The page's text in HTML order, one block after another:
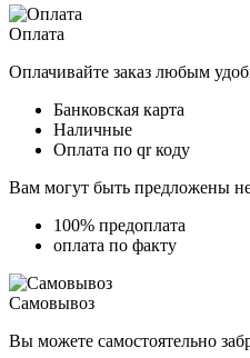
Оплата
Оплачивайте заказ любым
Банковская карта
Наличные
Оплата по qr коду
Вам могут быть предложены
100% предоплата
оплата по факту
Самовывоз
Вы можете самостоятельно